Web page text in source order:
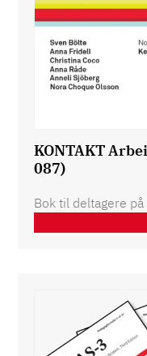
KONTAKT
087)
Bok til deltagere på